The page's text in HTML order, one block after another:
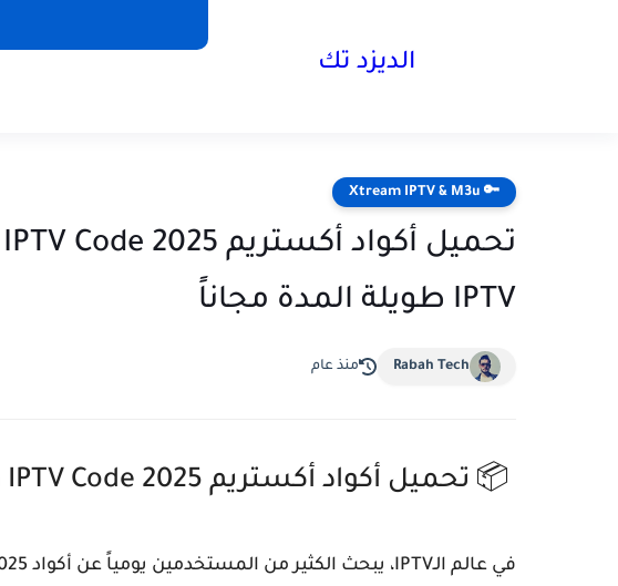
الديزد تك
🔑 Xtream IPTV & M3u
IPTV طويلة المدة مجاناً
Rabah Tech منذ عام
📦 تحميل أكواد أكستريم Xtream IPTV Code 2025 لمدة سنة 🔥
في عالم الـIPTV ، يبحث الكثير من المستخدمين يومياً عن أكواد Xtream IPTV Code 2025 لمدة سنة